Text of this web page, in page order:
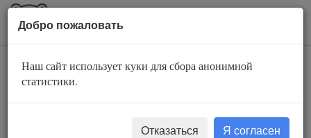
AuBook.org
Конрад Керз:
Ночной Призрак
Добро пожаловать
Наш сайт использует куки для сбора анонимной
статистики.
Отказаться Я согласен